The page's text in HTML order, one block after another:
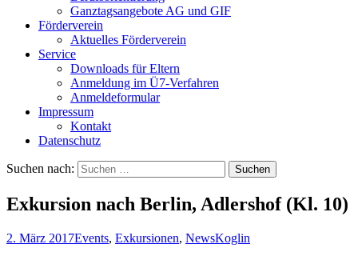
Ganztagsangebote AG und GIF
Förderverein
Aktuelles Förderverein
Service
Downloads für Eltern
Anmeldung im Ü7-Verfahren
Anmeldeformular
Impressum
Kontakt
Datenschutz
Suchen nach:
Exkursion nach Berlin, Adlershof (Kl. 10)
2. März 2017Events, Exkursionen, NewsKoglin